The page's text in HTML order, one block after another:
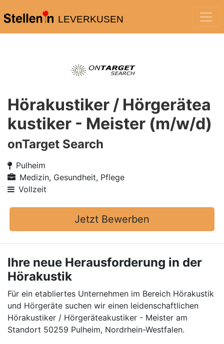
LEVERKUSEN
Hörakustiker / Hörgerätea
kustiker - Meister (m/w/d)
onTarget Search
Pulheim
Medizin, Gesundheit, Pflege
Vollzeit
Jetzt Bewerben
Ihre neue Herausforderung in der
Hörakustik
Für ein etabliertes Unternehmen im Bereich Hörakustik
und Hörgeräte suchen wir einen leidenschaftlichen
Hörakustiker / Hörgeräteakustiker - Meister am
Standort 50259 Pulheim, Nordrhein-Westfalen.